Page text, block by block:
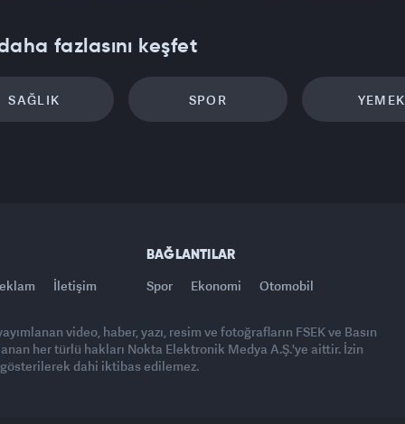
fazlasını keşfet
SAĞLIK SPOR YEMEK
İletişim
BAĞLANTILAR
Spor Ekonomi Otomobil
video, haber, yazı, resim ve fotoğrafların FSEK ve Basın
her türlü hakları Nokta Elektronik Medya A.Ş.'ye aittir. İzin
gösterilerek dahi iktibas edilemez.